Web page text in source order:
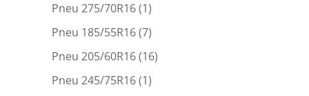
Pneu 275/70R16(1)
Pneu 185/55R16(7)
Pneu 205/60R16(16)
Pneu 245/75R16(1)